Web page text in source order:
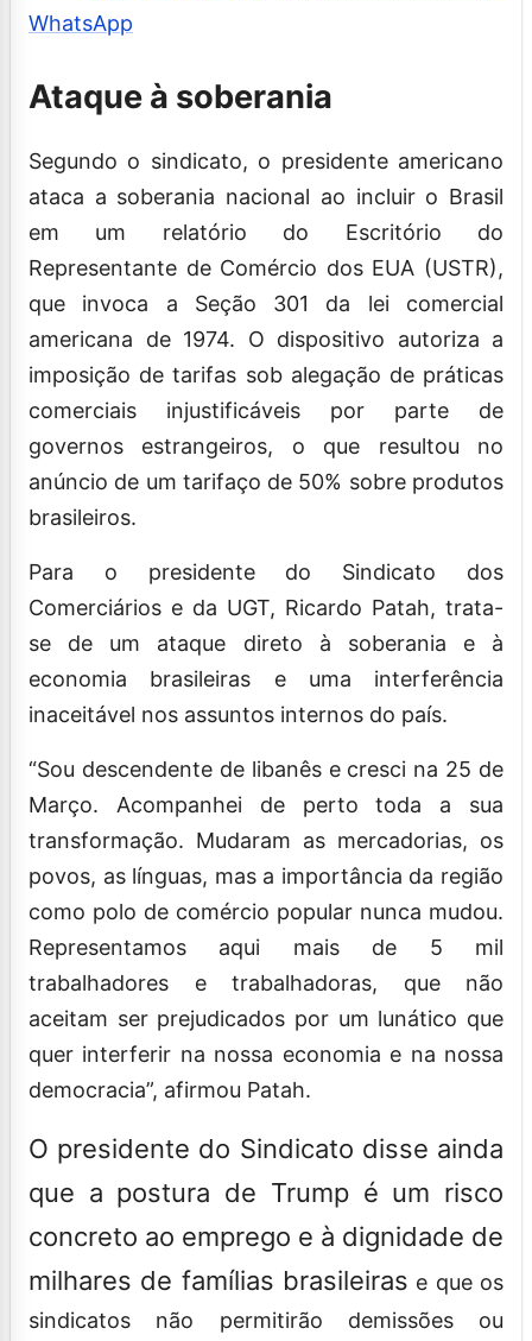
WhatsApp
Ataque à soberania
Segundo o sindicato, o presidente americano
ataca a soberania nacional ao incluir o Brasil
em um relatório do Escritório do
Representante de Comércio dos EUA (USTR),
que invoca a Seção 301 da lei comercial
americana de 1974. O dispositivo autoriza a
imposição de tarifas sob alegação de práticas
comerciais injustificáveis por parte de
governos estrangeiros, o que resultou no
anúncio de um tarifaço de 50% sobre produtos
brasileiros.
Para o presidente do Sindicato dos
Comerciários e da UGT, Ricardo Patah, trata-
se de um ataque direto à soberania e à
economia brasileiras e uma interferência
inaceitável nos assuntos internos do país.
“Sou descendente de libanês e cresci na 25 de
Março. Acompanhei de perto toda a sua
transformação. Mudaram as mercadorias, os
povos, as línguas, mas a importância da região
como polo de comércio popular nunca mudou.
Representamos aqui mais de 5 mil
trabalhadores e trabalhadoras, que não
aceitam ser prejudicados por um lunático que
quer interferir na nossa economia e na nossa
democracia”, afirmou Patah.
O presidente do Sindicato disse ainda
que a postura de Trump é um risco
concreto ao emprego e à dignidade de
milhares de famílias brasileiras e que os
sindicatos não permitirão demissões ou